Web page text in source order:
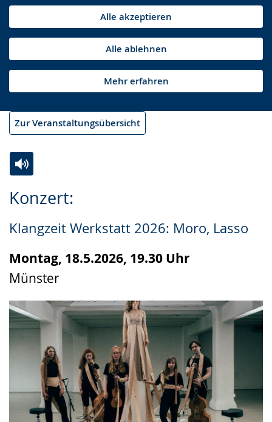
Alle akzeptieren
Alle ablehnen
Mehr erfahren
Zur Veranstaltungsübersicht
Konzert:
Klangzeit Werkstatt 2026: Moro, Lasso
Montag, 18.5.2026, 19.30 Uhr
Münster
Leichten
wechseln.
Audio-
Video
Deutscher
Gebärdensprache
wird